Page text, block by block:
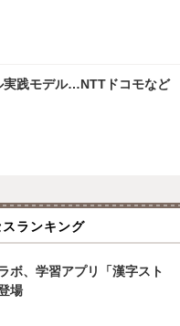
実践モデル…NTTドコモなど
ランキング
ボ、学習アプリ「漢字スト
場